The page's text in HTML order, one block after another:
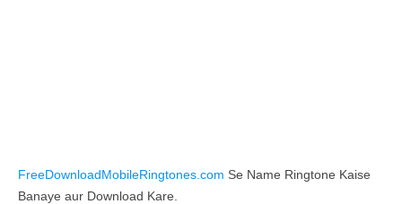
FreeDownloadMobileRingtones.com Se Name Ringtone Kaise
Banaye aur Download Kare.